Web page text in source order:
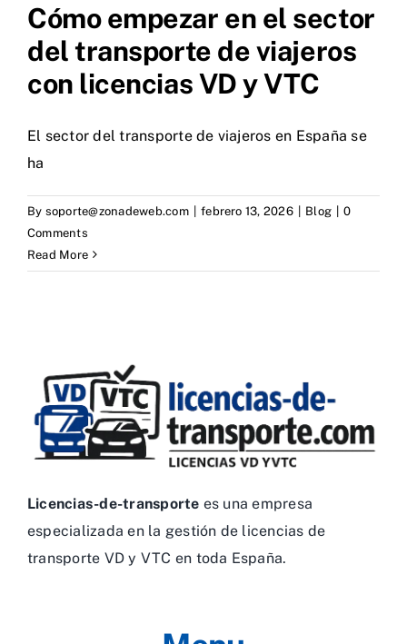
Cómo empezar en el sector
del transporte de viajeros
con licencias VD y VTC
El sector del transporte de viajeros en España se
ha
By soporte@zonadeweb.com | febrero 13, 2026 | Blog | 0
Comments
Read More
Licencias-de-transporte es una empresa
especializada en la gestión de licencias de
transporte VD y VTC en toda España.